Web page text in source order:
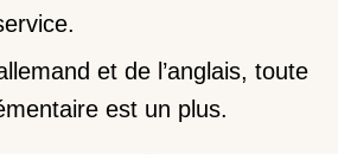
et de l’anglais, toute
est un plus.